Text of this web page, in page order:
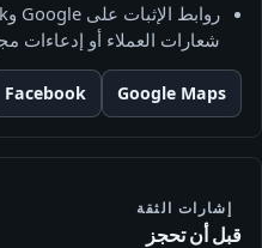
شعارات العملاء أو إدعاءات
Google Maps
Facebook
إشارات الثقة
قبل أن تحجز